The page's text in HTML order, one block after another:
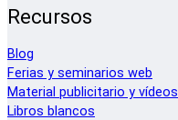
Recursos
Blog
Ferias y seminarios web
Material publicitario y vídeos
Libros blancos